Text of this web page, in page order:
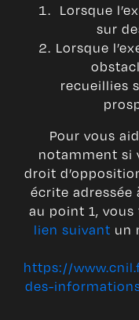
Lorsque
sur
Lorsque
recueillies
Pour vous
notamment si
droit
écrite adressée
au point 1,
lien suivant un
https://
des-